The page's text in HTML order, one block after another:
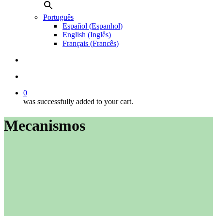
Português
Español (Espanhol)
English (Inglês)
Français (Francês)
0
was successfully added to your cart.
Mecanismos